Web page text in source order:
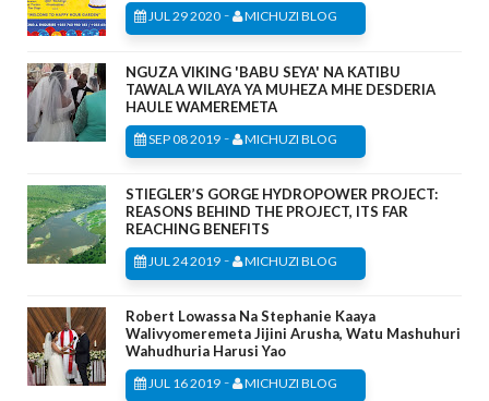
JUL 29 2020 - MICHUZI BLOG
NGUZA VIKING 'BABU SEYA' NA KATIBU
TAWALA WILAYA YA MUHEZA MHE DESDERIA
HAULE WAMEREMETA
SEP 08 2019 - MICHUZI BLOG
STIEGLER’S GORGE HYDROPOWER PROJECT:
REASONS BEHIND THE PROJECT, ITS FAR
REACHING BENEFITS
JUL 24 2019 - MICHUZI BLOG
Robert Lowassa Na Stephanie Kaaya
Walivyomeremeta Jijini Arusha, Watu Mashuhuri
Wahudhuria Harusi Yao
JUL 16 2019 - MICHUZI BLOG